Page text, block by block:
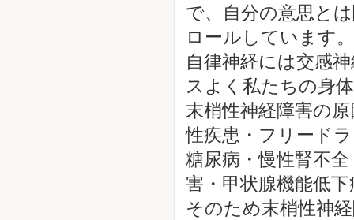
で、自分の意思と
ロールしています。
自律神経には交感
スよく私たちの身
末梢性神経障害の
性疾患・フリード
糖尿病・慢性腎不
害・甲状腺機能低
そのため末梢性神